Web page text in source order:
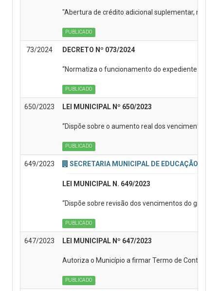
"Abertura de crédito adicional suplementar, no
PUBLICADO
73/2024 DECRETO Nº 073/2024
“Normatiza o funcionamento do expediente dos
PUBLICADO
650/2023 LEI MUNICIPAL Nº 650/2023
“Dispõe sobre o aumento real dos vencimentos
PUBLICADO
649/2023 SECRETARIA MUNICIPAL DE EDUCAÇÃO
LEI MUNICIPAL N. 649/2023
“Dispõe sobre revisão dos vencimentos do grupo
PUBLICADO
647/2023 LEI MUNICIPAL Nº 647/2023
Autoriza o Município a firmar Termo de
PUBLICADO